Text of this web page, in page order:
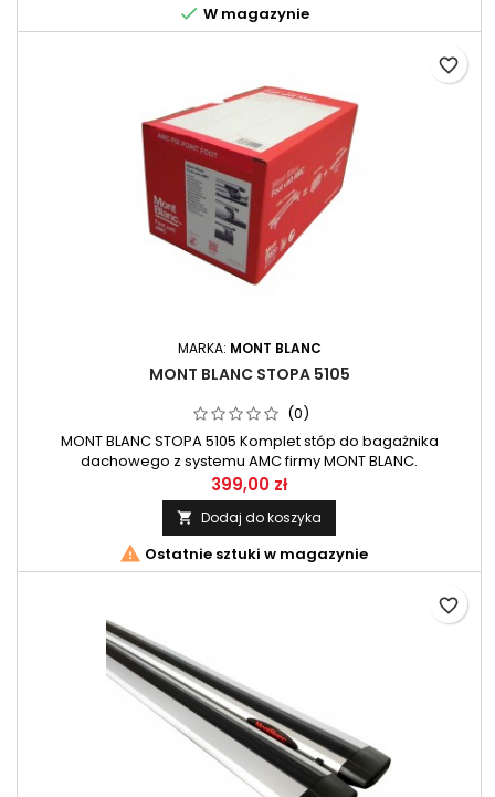
 W magazynie
MARKA: MONT BLANC
MONT BLANC STOPA 5105
(0)
MONT BLANC STOPA 5105 Komplet stóp do bagażnika
dachowego z systemu AMC firmy MONT BLANC.
399,00 zł
 Dodaj do koszyka
 Ostatnie sztuki w magazynie
favorite_border
favorite_border